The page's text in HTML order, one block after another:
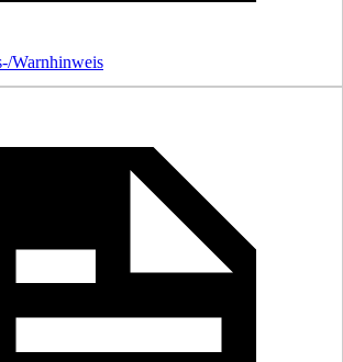
Warnhinweis